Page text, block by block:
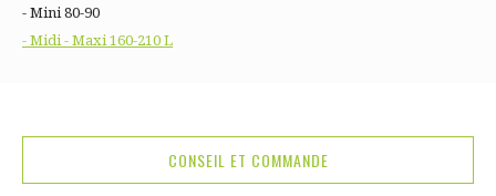
- Mini 80-90
- Midi - Maxi 160-210 L
CONSEIL ET COMMANDE